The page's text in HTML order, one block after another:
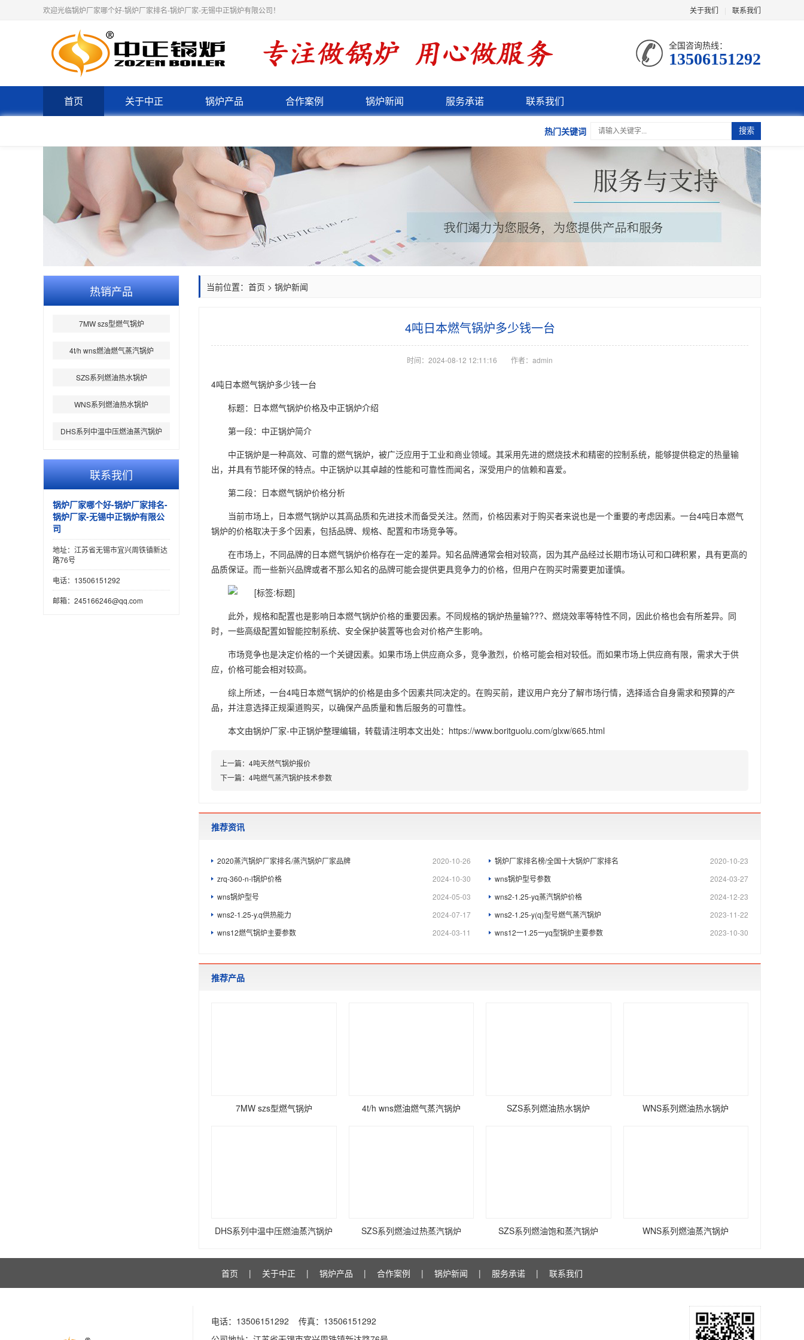
关于我们 联系我们
欢迎光临锅炉厂家哪个好-锅炉厂家排名-锅炉厂家-无锡中正锅炉有限公司！
全国咨询热线：
13506151292
首页 关于中正 锅炉产品 合作案例 锅炉新闻 服务承诺 联系我们
热门关键词 搜索
热销产品
7MW szs型燃气锅炉
4t/h wns燃油燃气蒸汽锅炉
DHS系列中温中压燃油蒸汽锅炉
联系我们
锅炉厂家哪个好-锅炉厂家排名-
锅炉厂家-无锡中正锅炉有限公
司
地址：江苏省无锡市宜兴周铁镇新达
路76号
当前位置： 首页 > 锅炉新闻
4吨日本燃气锅炉多少钱一台
时间：2024-08-12 12:11:16 作者：admin
4吨日本燃气锅炉多少钱一台
标题：日本燃气锅炉价格及中正锅炉介绍
第一段：中正锅炉简介
中正锅炉是一种高效、可靠的燃气锅炉，被广泛应用于工业和商业领域。其采用先进的燃烧技术和精密的控制系统，能够提供稳定的热量输
出，并具有节能环保的特点。中正锅炉以其卓越的性能和可靠性而闻名，深受用户的信赖和喜爱。
第二段：日本燃气锅炉价格分析
当前市场上，日本燃气锅炉以其高品质和先进技术而备受关注。然而，价格因素对于购买者来说也是一个重要的考虑因素。一台4吨日本燃气
锅炉的价格取决于多个因素，包括品牌、规格、配置和市场竞争等。
在市场上，不同品牌的日本燃气锅炉价格存在一定的差异。知名品牌通常会相对较高，因为其产品经过长期市场认可和口碑积累，具有更高的
品质保证。而一些新兴品牌或者不那么知名的品牌可能会提供更具竞争力的价格，但用户在购买时需要更加谨慎。
此外，规格和配置也是影响日本燃气锅炉价格的重要因素。不同规格的锅炉热量输???、燃烧效率等特性不同，因此价格也会有所差异。同
时，一些高级配置如智能控制系统、安全保护装置等也会对价格产生影响。
市场竞争也是决定价格的一个关键因素。如果市场上供应商众多，竞争激烈，价格可能会相对较低。而如果市场上供应商有限，需求大于供
应，价格可能会相对较高。
综上所述，一台4吨日本燃气锅炉的价格是由多个因素共同决定的。在购买前，建议用户充分了解市场行情，选择适合自身需求和预算的产
品，并注意选择正规渠道购买，以确保产品质量和售后服务的可靠性。
本文由锅炉厂家-中正锅炉整理编辑，转载请注明本文出处：https://www.boritguolu.com/glxw/665.html
上一篇： 4吨天然气锅炉报价
下一篇： 4吨燃气蒸汽锅炉技术参数
推荐资讯
2020-10-26
2020蒸汽锅炉厂家排名/蒸汽锅炉厂家品牌 2020-10-23
锅炉厂家排名榜/全国十大锅炉厂家排名
2024-10-30
zrq-360-n-l锅炉价格 2024-03-27
wns锅炉型号参数
2024-05-03
wns锅炉型号 2024-12-23
wns2-1.25-yq蒸汽锅炉价格
2024-07-17
wns2-1.25-y.q供热能力 2023-11-22
wns2-1.25-y(q)型号燃气蒸汽锅炉
2024-03-11
wns12燃气锅炉主要参数 2023-10-30
wns12一1.25一yq型锅炉主要参数
推荐产品
7MW szs型燃气锅炉 4t/h wns燃油燃气蒸汽锅炉 SZS系列燃油热水锅炉 WNS系列燃油热水锅炉
DHS系列中温中压燃油蒸汽锅炉 SZS系列燃油过热蒸汽锅炉 SZS系列燃油饱和蒸汽锅炉 WNS系列燃油蒸汽锅炉
首页 | 关于中正 | 锅炉产品 | 合作案例 | 锅炉新闻 | 服务承诺 | 联系我们
电话：13506151292 传真：13506151292